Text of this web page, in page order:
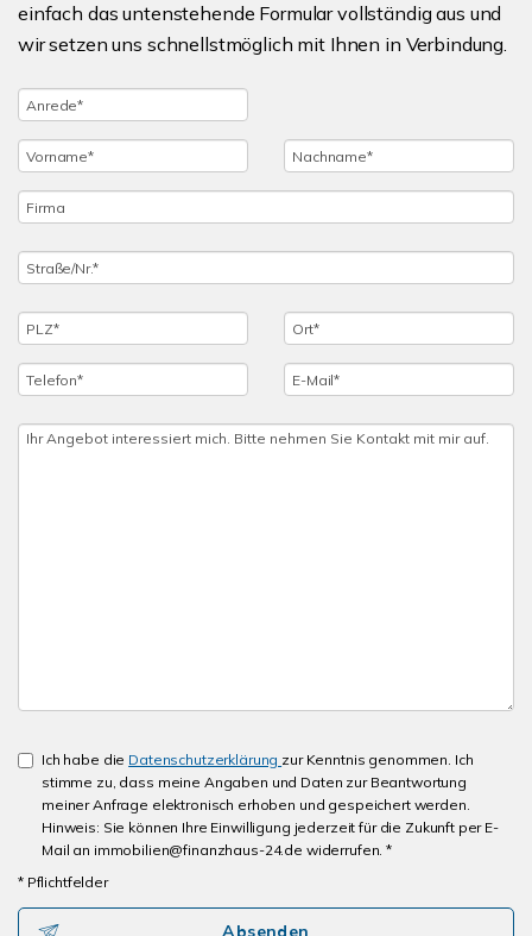
einfach das untenstehende Formular vollständig aus und
wir setzen uns schnellstmöglich mit Ihnen in Verbindung.
Ich habe die Datenschutzerklärung zur Kenntnis genommen. Ich
stimme zu, dass meine Angaben und Daten zur Beantwortung
meiner Anfrage elektronisch erhoben und gespeichert werden.
Hinweis: Sie können Ihre Einwilligung jederzeit für die Zukunft per E-
Mail an immobilien@finanzhaus-24.de widerrufen. *
* Pflichtfelder
Absenden